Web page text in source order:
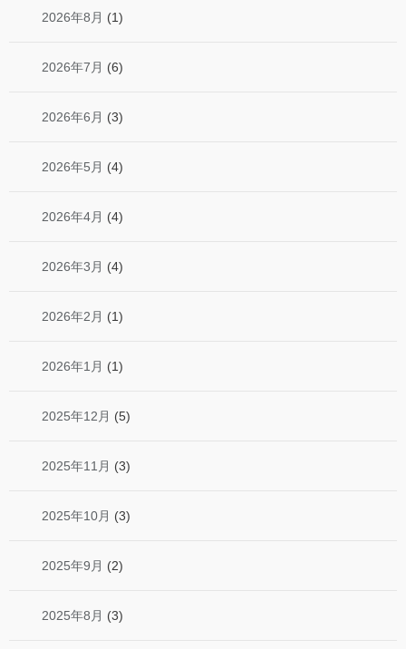
2026年8月 (1)
2026年7月 (6)
2026年6月 (3)
2026年5月 (4)
2026年4月 (4)
2026年3月 (4)
2026年2月 (1)
2026年1月 (1)
2025年12月 (5)
2025年11月 (3)
2025年10月 (3)
2025年9月 (2)
2025年8月 (3)